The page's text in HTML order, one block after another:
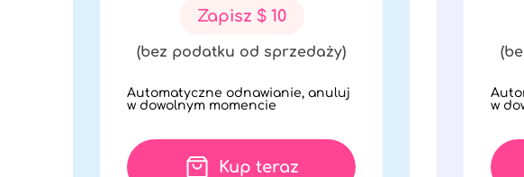
Zapisz $ 10
(bez podatku od sprzedaży)
Automatyczne odnawianie, anuluj
w dowolnym momencie
Kup teraz
w